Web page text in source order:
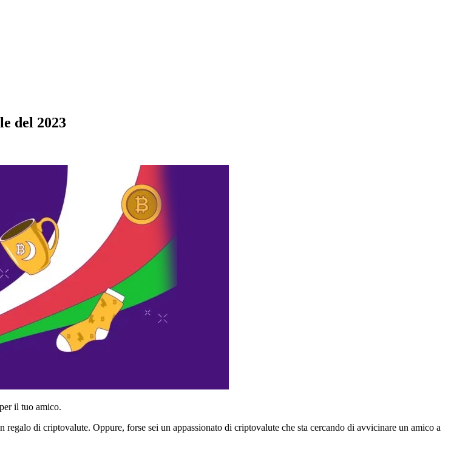
del 2023
il tuo amico.
di criptovalute. Oppure, forse sei un appassionato di criptovalute che sta cercando di avvicinare un amico a